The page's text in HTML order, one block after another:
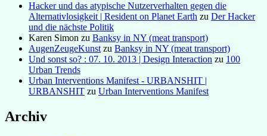
Hacker und das atypische Nutzerverhalten gegen die
Alternativlosigkeit | Resident on Planet Earth zu Der Hacker
und die nächste Politik
Karen Simon zu Banksy in NY (meat transport)
AugenZeugeKunst zu Banksy in NY (meat transport)
Und sonst so? : 07. 10. 2013 | Design Interaction zu 100
Urban Trends
Urban Interventions Manifest - URBANSHIT |
URBANSHIT zu Urban Interventions Manifest
Archiv